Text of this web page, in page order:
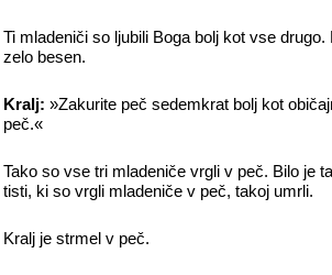
Ti mladeniči so ljubili Boga bolj kot vse
zelo besen.
Kralj: »Zakurite peč sedemkrat bolj kot
peč.«
Tako so vse tri mladeniče vrgli v peč. Bilo je
tisti, ki so vrgli mladeniče v peč, takoj umrli.
Kralj je strmel v peč.